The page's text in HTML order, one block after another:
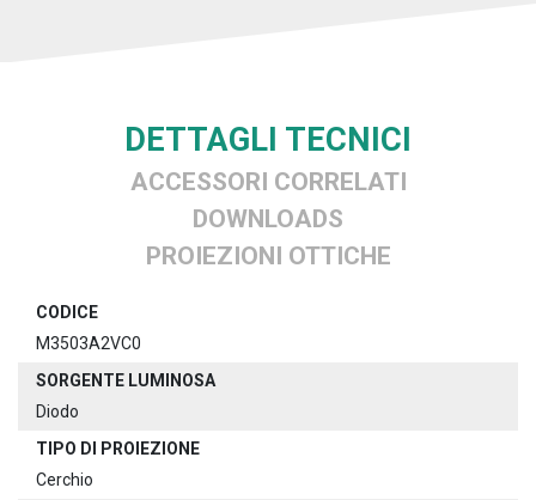
DETTAGLI TECNICI
ACCESSORI CORRELATI
DOWNLOADS
PROIEZIONI OTTICHE
CODICE
M3503A2VC0
SORGENTE LUMINOSA
Diodo
TIPO DI PROIEZIONE
Cerchio